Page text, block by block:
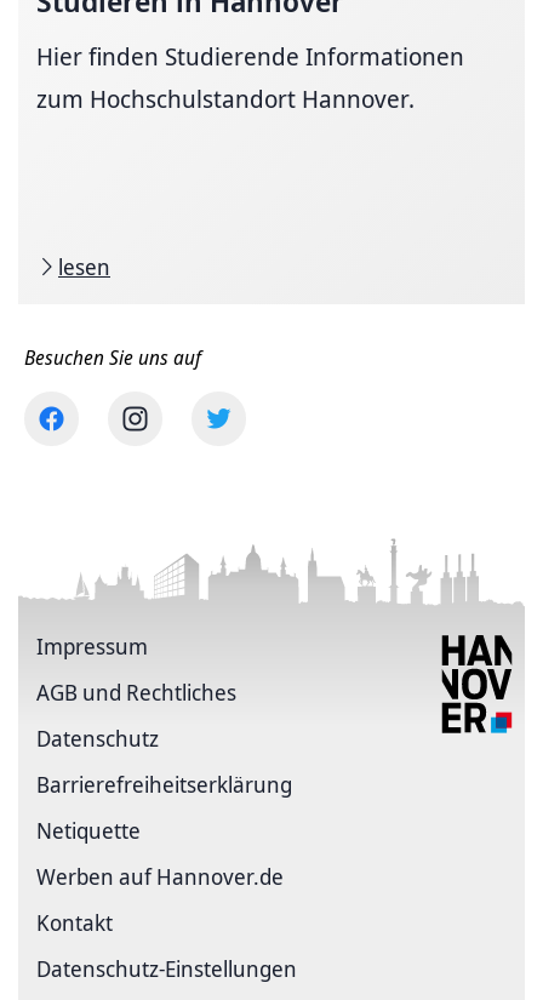
Hier finden Studierende Informationen
zum Hochschulstandort Hannover.
lesen
Besuchen Sie uns auf
Impressum
AGB und Rechtliches
Datenschutz
Barriere­freiheits­erklärung
Netiquette
Werben auf Hannover.de
Kontakt
Datenschutz-Einstellungen